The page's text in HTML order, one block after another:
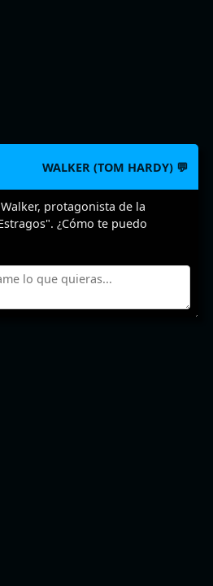
WALKER (TOM HARDY) 💬
protagonista de la
¿Cómo te puedo